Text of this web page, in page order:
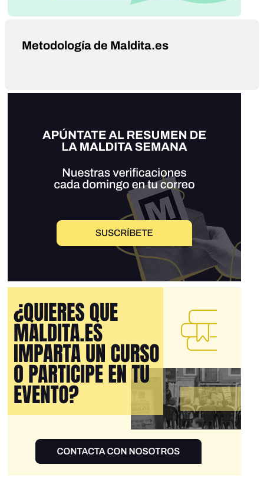
Metodología de Maldita.es